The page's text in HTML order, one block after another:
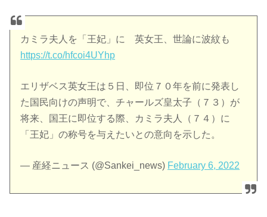
カミラ夫人を「王妃」に 英女王、世論に波紋も
https://t.co/hfcoi4UYhp
エリザベス英女王は５日、即位７０年を前に発表し
た国民向けの声明で、チャールズ皇太子（７３）が
将来、国王に即位する際、カミラ夫人（７４）に
「王妃」の称号を与えたいとの意向を示した。
— 産経ニュース (@Sankei_news) February 6, 2022